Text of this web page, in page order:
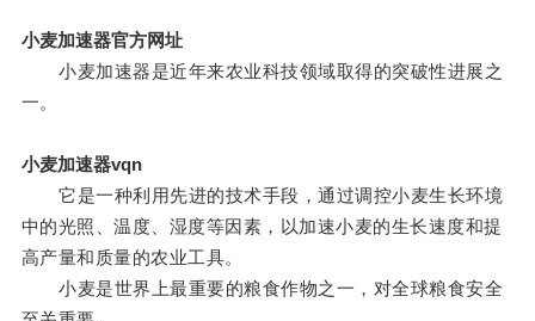
小麦加速器官方网址
小麦加速器是近年来农业科技领域取得的突破性进展之
一。
小麦加速器vqn
它是一种利用先进的技术手段，通过调控小麦生长环境
中的光照、温度、湿度等因素，以加速小麦的生长速度和提
高产量和质量的农业工具。
小麦是世界上最重要的粮食作物之一，对全球粮食安全